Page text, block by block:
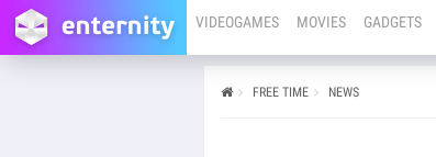
VIDEOGAMES MOVIES GADGETS
FREE TIME NEWS
Δημήτρης Βαρσαμίδης